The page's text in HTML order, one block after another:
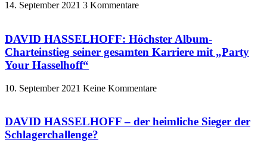
14. September 2021 3 Kommentare
DAVID HASSELHOFF: Höchster Album-
Charteinstieg seiner gesamten Karriere mit „Party
Your Hasselhoff“
10. September 2021 Keine Kommentare
DAVID HASSELHOFF – der heimliche Sieger der
Schlagerchallenge?